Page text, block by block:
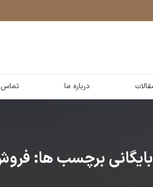
درباره ما تماس
بایگانی برچسب ها: